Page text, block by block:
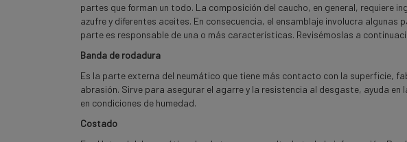
partes que forman un todo. La composición del caucho, en general, requiere
azufre y diferentes aceites. En consecuencia, el ensamblaje involucra
parte es responsable de una o más características. Revisémoslas a
Banda de rodadura
Es la parte externa del neumático que tiene más contacto con la superficie,
abrasión. Sirve para asegurar el agarre y la resistencia al desgaste, ayuda en
en condiciones de humedad.
Costado